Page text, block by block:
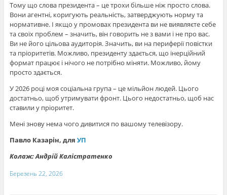
Тому що слова президента – це трохи більше ніж просто слова.
Вони агентні, коригують реальність, затверджують норму та
нормативне. І якщо у промовах президента ви не виявляєте себе
та своїх проблем – значить, він говорить не з вами і не про вас.
Ви не його цільова аудиторія. Значить, ви на периферії повістки
та пріоритетів. Можливо, президенту здається, що інерційний
формат працює і нічого не потрібно міняти. Можливо, йому
просто здається.
У 2026 році моя соціальна група – це мільйон людей. Цього
достатньо, щоб утримувати фронт. Цього недостатньо, щоб нас
ставили у пріоритет.
Мені знову нема чого дивитися по вашому телевізору.
Павло Казарін, для УП
Колаж: Андрій Калістратенко
Березень 22, 2026